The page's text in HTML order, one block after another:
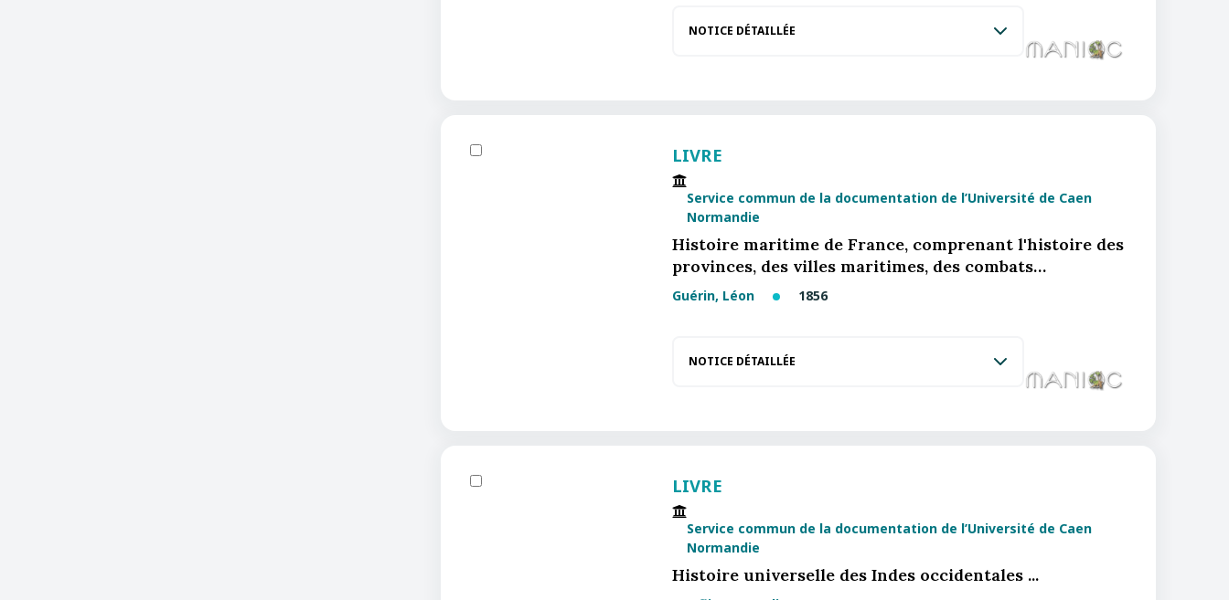
NOTICE DÉTAILLÉE
LIVRE
Service commun de la documentation de l’Université de Caen
Normandie
Histoire maritime de France, comprenant l'histoire des
provinces, des villes maritimes, des combats…
Guérin, Léon 1856
NOTICE DÉTAILLÉE
LIVRE
Service commun de la documentation de l’Université de Caen
Normandie
Histoire universelle des Indes occidentales ...